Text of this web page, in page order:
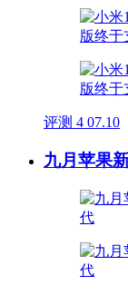
评测 4 07.10
九月苹果